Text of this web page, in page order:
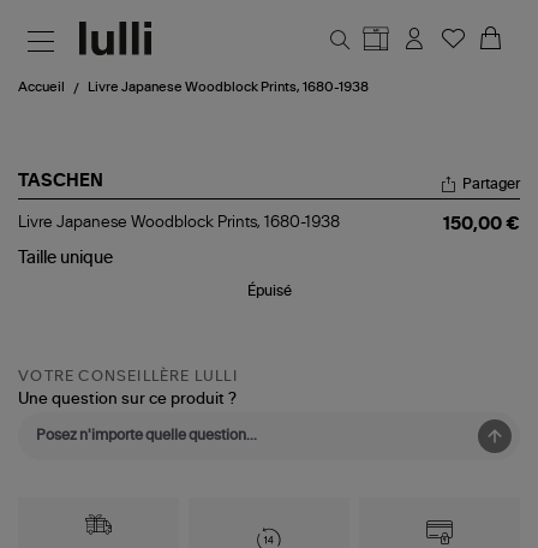
Accueil Livre Japanese Woodblock Prints, 1680-1938
TASCHEN
Livre
Woodblock
Partager
Livre Japanese Woodblock Prints, 1680-1938
150,00 €
Taille unique
Épuisé
VOTRE CONSEILLÈRE LULLI
Une question sur ce produit ?